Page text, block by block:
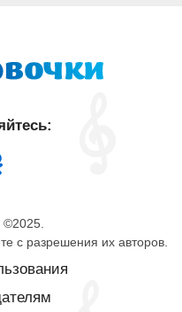
©2025.
с разрешения их авторов.